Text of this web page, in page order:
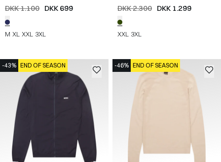
NAVY
DKK 1.100 DKK 699
M XL XXL 3XL
OLIVEN
DKK 2.300 DKK 1.299
XXL 3XL
-43% END OF SEASON -46% END OF SEASON